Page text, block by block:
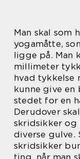
Man skal som
yogamåtte,
ligge på. Man
millimeter
hvad tykkelse
kunne give en
stedet for en
Derudover
skridsikker
diverse gulve.
skridsikker
ting, når man